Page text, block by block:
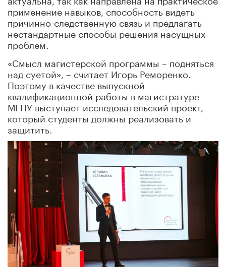
применение навыков, способность видеть
причинно-следственную связь и предлагать
нестандартные способы решения насущных
проблем.
«Смысл магистерской программы – подняться
над суетой», – считает Игорь Реморенко.
Поэтому в качестве выпускной
квалификационной работы в магистратуре
МГПУ выступает исследовательский проект,
который студенты должны реализовать и
защитить.